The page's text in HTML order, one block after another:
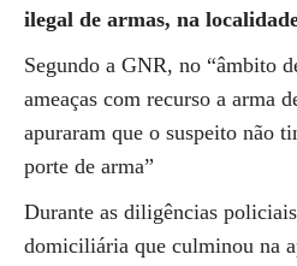
ilegal de armas, na
Segundo a GNR, no “âmbito
ameaças com recurso a arma
apuraram que o suspeito não
porte de arma”
Durante as diligências
domiciliária que culminou na